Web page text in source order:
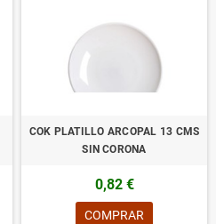
COK PLATILLO ARCOPAL 13 CMS
SIN CORONA
0,82 €
COMPRAR